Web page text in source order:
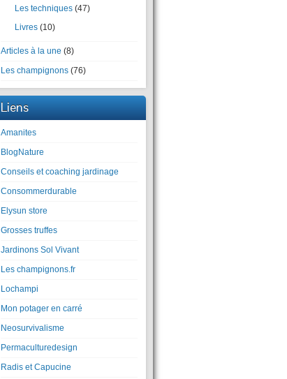
Les techniques (47)
Livres (10)
Articles à la une (8)
Les champignons (76)
Liens
Amanites
BlogNature
Conseils et coaching jardinage
Consommerdurable
Elysun store
Grosses truffes
Jardinons Sol Vivant
Les champignons.fr
Lochampi
Mon potager en carré
Neosurvivalisme
Permaculturedesign
Radis et Capucine